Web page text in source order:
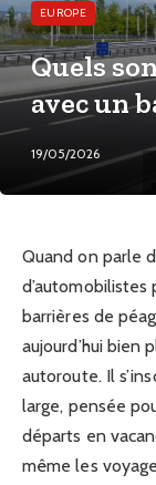
EUROPE
Quels
avec un
19/05/2026
Quand on parle
d’automobilistes
barrières de
aujourd’hui bien
autoroute. Il
large, pensée
départs en
même les